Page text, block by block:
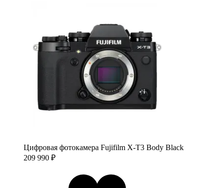
Цифровая фотокамера Fujifilm X-T3 Body Black
209 990 ₽